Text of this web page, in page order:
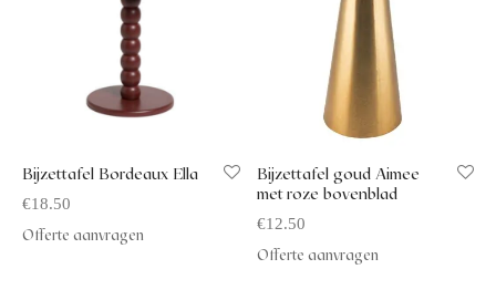
Bijzettafel Bordeaux Ella
€18.50
Offerte aanvragen
Bijzettafel goud Aimee
met roze bovenblad
€12.50
Offerte aanvragen